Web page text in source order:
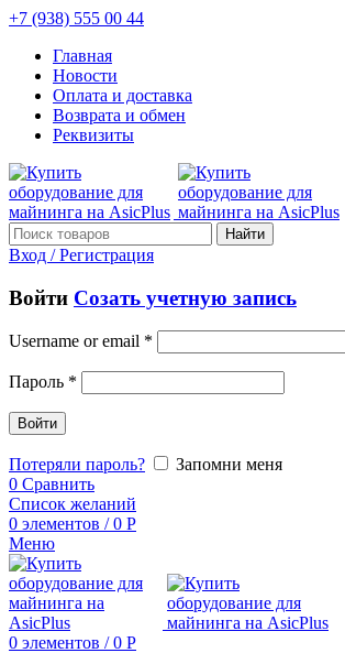
+7 (938) 555 00 44
Главная
Новости
Оплата и доставка
Возврата и обмен
Реквизиты
Найти
Вход / Регистрация
Войти Созать учетную запись
Username or email *
Пароль *
Войти
Потеряли пароль?
Запомни меня
0 Сравнить
Список желаний
0 элементов / 0 Р
Меню
0 элементов / 0 Р